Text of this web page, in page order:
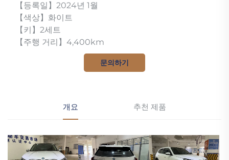
【등록일】2024년 1월
【색상】화이트
【키】2세트
【주행 거리】4,400km
문의하기
개요 추천 제품